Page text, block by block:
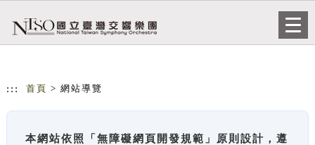
::: 首頁 > 網站導覽
本網站依照「無障礙網頁開發規範」原則設計，遵